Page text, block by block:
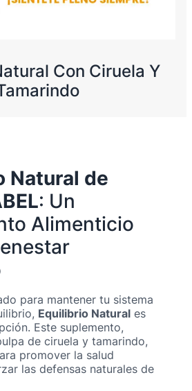
Con Ciruela Y
Natural de
: Un
Alimenticio
para mantener tu sistema
Equilibrio Natural es
Este suplemento,
de ciruela y tamarindo,
promover la salud
las defensas naturales de